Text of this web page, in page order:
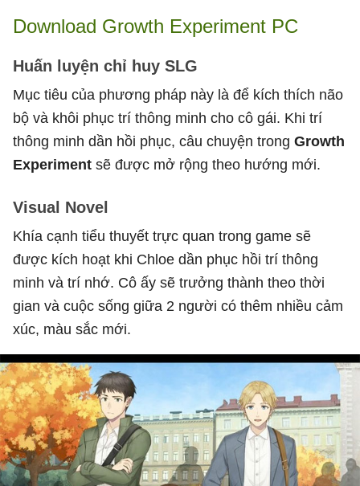
Download Growth Experiment PC
Huấn luyện chỉ huy SLG
Mục tiêu của phương pháp này là để kích thích não
bộ và khôi phục trí thông minh cho cô gái. Khi trí
thông minh dần hồi phục, câu chuyện trong Growth
Experiment sẽ được mở rộng theo hướng mới.
Visual Novel
Khía cạnh tiểu thuyết trực quan trong game sẽ
được kích hoạt khi Chloe dần phục hồi trí thông
minh và trí nhớ. Cô ấy sẽ trưởng thành theo thời
gian và cuộc sống giữa 2 người có thêm nhiều cảm
xúc, màu sắc mới.